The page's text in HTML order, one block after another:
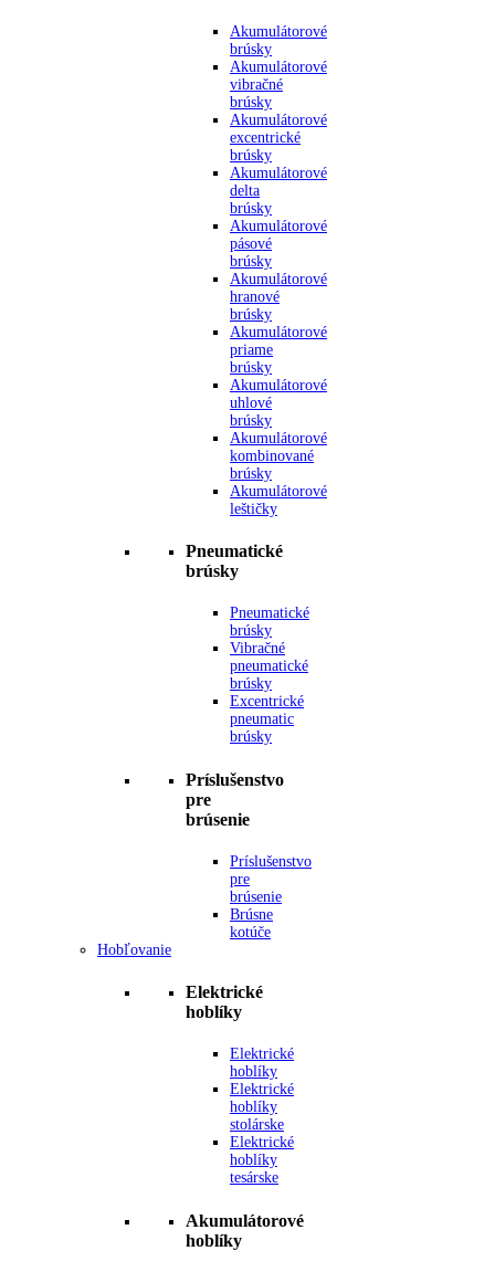
Akumulátorové
brúsky
Akumulátorové
vibračné
brúsky
Akumulátorové
excentrické
brúsky
Akumulátorové
delta
brúsky
Akumulátorové
pásové
brúsky
Akumulátorové
hranové
brúsky
Akumulátorové
priame
brúsky
Akumulátorové
uhlové
brúsky
Akumulátorové
kombinované
brúsky
Akumulátorové
leštičky
Pneumatické
brúsky
Pneumatické
brúsky
Vibračné
pneumatické
brúsky
Excentrické
pneumatic
brúsky
Príslušenstvo
pre
brúsenie
Príslušenstvo
pre
brúsenie
Brúsne
kotúče
Hobľovanie
Elektrické
hoblíky
Elektrické
hoblíky
Elektrické
hoblíky
stolárske
Elektrické
hoblíky
tesárske
Akumulátorové
hoblíky